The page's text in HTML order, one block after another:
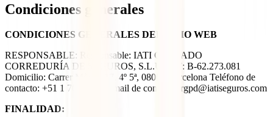
Condiciones generales
CONDICIONES GENERALES DEL SITIO WEB
RESPONSABLE: Responsable: IATI CALZADO
CORREDURÍA DE SEGUROS, S.L.U. CIF: B-62.273.081
Domicilio: Carrer Mèxic, 17, 4º 5ª, 08004 Barcelona Teléfono de
contacto: +51 1 7070334 E-mail de contacto: rgpd@iatiseguros.com
FINALIDAD: